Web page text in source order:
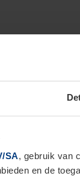
SA, gebruik van
en de